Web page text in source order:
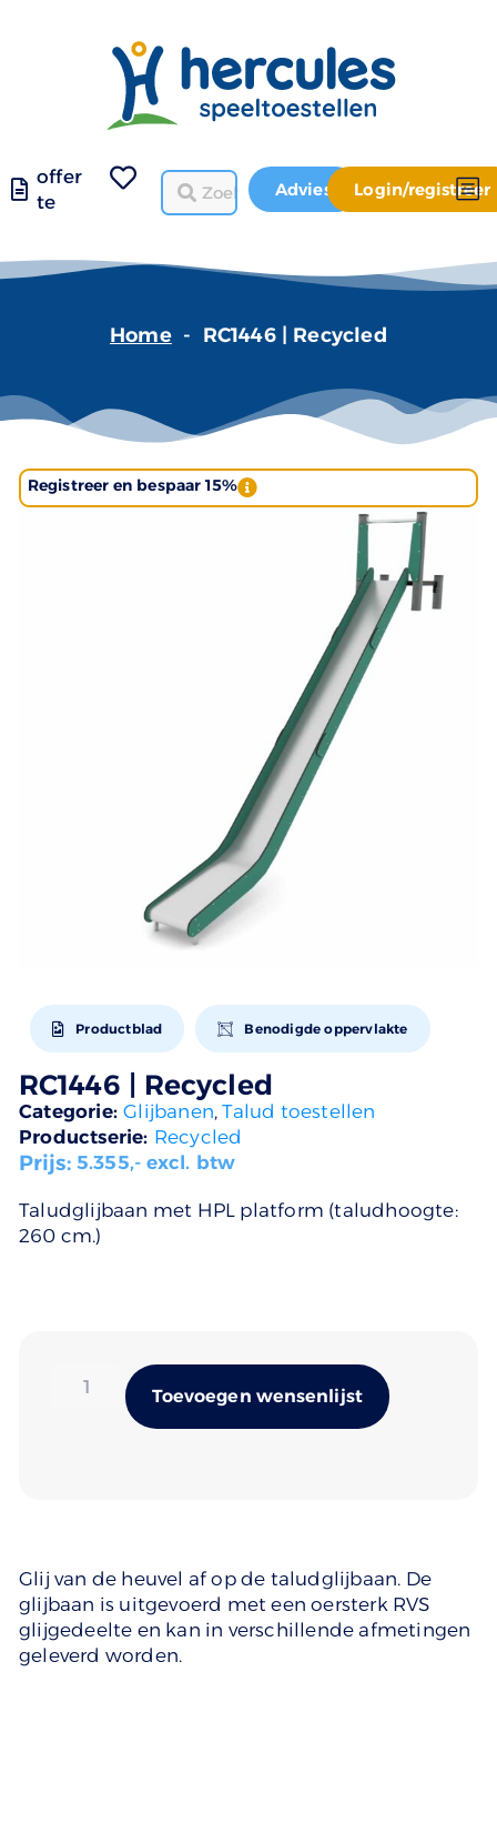
offer
te
Advies Login/registreer
Home - RC1446 | Recycled
Registreer en bespaar 15%
Productblad Benodigde oppervlakte
RC1446 | Recycled
Categorie:Glijbanen, Talud toestellen
Productserie: Recycled
Prijs:5.355,- excl. btw
Taludglijbaan met HPL platform (taludhoogte:
260 cm.)
Toevoegen wensenlijst
Glij van de heuvel af op de taludglijbaan. De
glijbaan is uitgevoerd met een oersterk RVS
glijgedeelte en kan in verschillende afmetingen
geleverd worden.